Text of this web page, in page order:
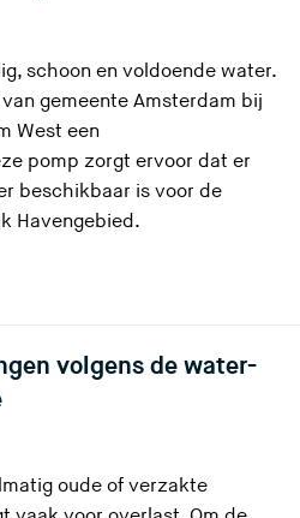
schoon en voldoende water.
gemeente Amsterdam bij
West een
pomp zorgt ervoor dat er
beschikbaar is voor de
Havengebied.
volgens de water-
oude of verzakte